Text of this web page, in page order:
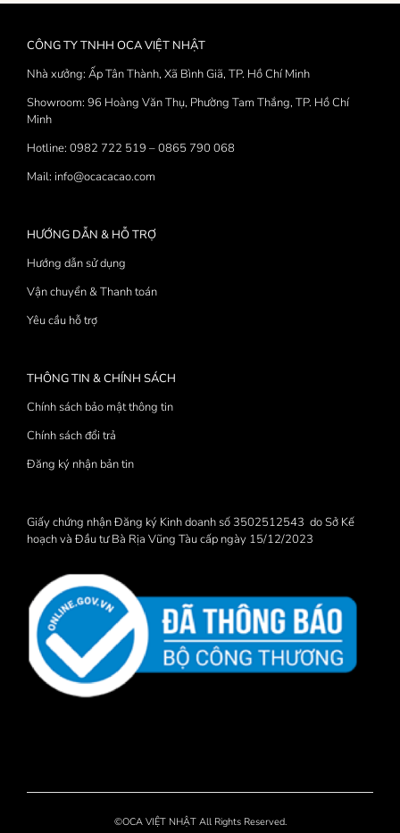
thể.
Các
chọn
thể
CÔNG TY TNHH OCA VIỆT NHẬT
Nhà xưởng: Ấp Tân Thành, Xã Bình Giã, TP. Hồ Chí Minh
Showroom: 96 Hoàng Văn Thụ, Phường Tam Thắng, TP. Hồ Chí
Minh
Hotline: 0982 722 519 – 0865 790 068
Mail: info@ocacacao.com
HƯỚNG DẪN & HỖ TRỢ
Hướng dẫn sử dụng
Vận chuyển & Thanh toán
Yêu cầu hỗ trợ
THÔNG TIN & CHÍNH SÁCH
Chính sách bảo mật thông tin
Chính sách đổi trả
Đăng ký nhận bản tin
Giấy chứng nhận Đăng ký Kinh doanh số 3502512543 do Sở Kế
hoạch và Đầu tư Bà Rịa Vũng Tàu cấp ngày 15/12/2023
©OCA VIỆT NHẬT All Rights Reserved.